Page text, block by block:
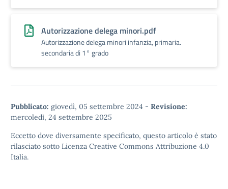
Autorizzazione delega minori.pdf
Autorizzazione delega minori infanzia, primaria.
secondaria di 1° grado
Pubblicato: giovedì, 05 settembre 2024 - Revisione:
mercoledì, 24 settembre 2025
Eccetto dove diversamente specificato, questo articolo è stato
rilasciato sotto Licenza Creative Commons Attribuzione 4.0
Italia.